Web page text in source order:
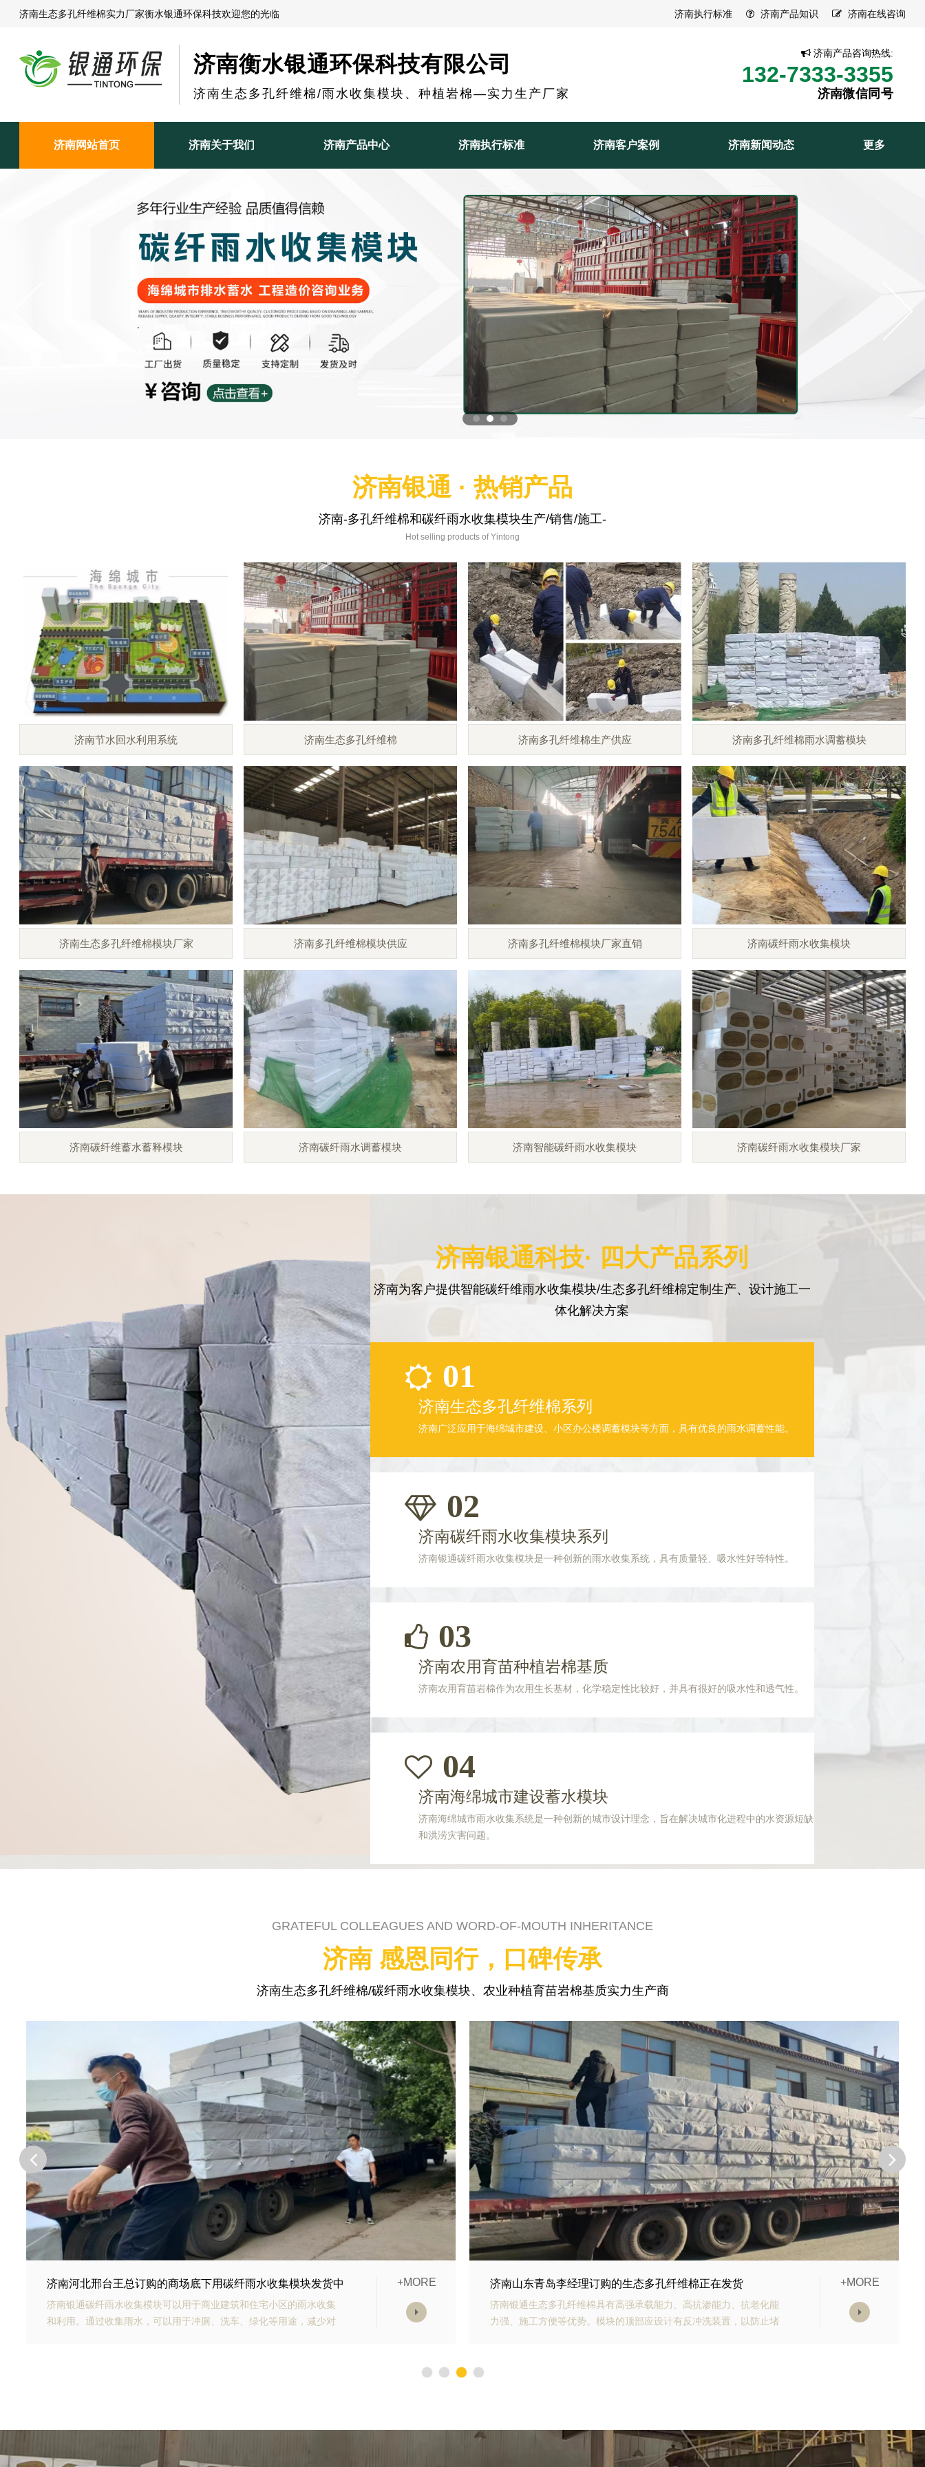
济南生态多孔纤维棉实力厂家衡水银通环保科技欢迎您的光临 济南执行标准 济南产品知识 济南在线咨询
济南衡水银通环保科技有限公司
济南生态多孔纤维棉/雨水收集模块、种植岩棉—实力生产厂家
济南产品咨询热线:
132-7333-3355
济南微信同号
济南网站首页 济南关于我们 济南产品中心 济南执行标准 济南客户案例 济南新闻动态 更多
济南银通 · 热销产品
济南-多孔纤维棉和碳纤雨水收集模块生产/销售/施工-
Hot selling products of Yintong
济南节水回水利用系统 济南生态多孔纤维棉 济南多孔纤维棉生产供应 济南多孔纤维棉雨水调蓄模块
济南生态多孔纤维棉模块厂家 济南多孔纤维棉模块供应 济南多孔纤维棉模块厂家直销 济南碳纤雨水收集模块
济南碳纤维蓄水蓄释模块 济南碳纤雨水调蓄模块 济南智能碳纤雨水收集模块 济南碳纤雨水收集模块厂家
济南银通科技· 四大产品系列
济南为客户提供智能碳纤维雨水收集模块/生态多孔纤维棉定制生产、设计施工一
体化解决方案
01
济南生态多孔纤维棉系列
济南广泛应用于海绵城市建设、小区办公楼调蓄模块等方面，具有优良的雨水调蓄性能。
02
济南碳纤雨水收集模块系列
济南银通碳纤雨水收集模块是一种创新的雨水收集系统，具有质量轻、吸水性好等特性。
03
济南农用育苗种植岩棉基质
济南农用育苗岩棉作为农用生长基材，化学稳定性比较好，并具有很好的吸水性和透气性。
04
济南海绵城市建设蓄水模块
济南海绵城市雨水收集系统是一种创新的城市设计理念，旨在解决城市化进程中的水资源短缺
和洪涝灾害问题。
GRATEFUL COLLEAGUES AND WORD-OF-MOUTH INHERITANCE
济南 感恩同行，口碑传承
济南生态多孔纤维棉/碳纤雨水收集模块、农业种植育苗岩棉基质实力生产商
济南山东青岛李经理订购的生态多孔纤维棉正在发货
济南银通生态多孔纤维棉具有高强承载能力、高抗渗能力、抗老化能
力强、施工方便等优势。模块的顶部应设计有反冲洗装置，以防止堵
+MORE 济南福建赵总用的海绵城市建设用多孔纤维棉生产完毕，发货啦
济南福建赵总用的海绵城市建设用多孔纤维棉生产完毕，发货啦
+MORE